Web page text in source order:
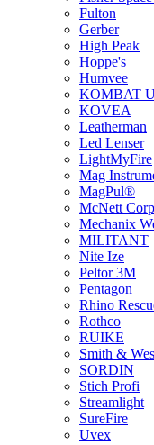
Fulton
Gerber
High Peak
Hoppe's
Humvee
KOMBAT
KOVEA
Leatherman
Led Lenser
LightMyFire
Mag
MagPul®
McNett
Mechanix
MILITANT
Nite Ize
Peltor 3M
Pentagon
Rhino
Rothco
RUIKE
Smith &
SORDIN
Stich Profi
Streamlight
SureFire
Uvex